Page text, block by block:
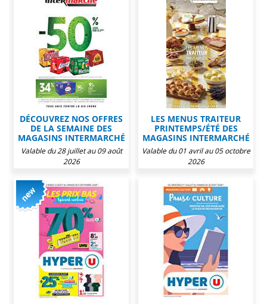
DÉCOUVREZ NOS OFFRES
DE LA SEMAINE DES
MAGASINS INTERMARCHÉ
Valable du 28 juillet au 09 août
2026
LES MENUS TRAITEUR
PRINTEMPS/ÉTÉ DES
MAGASINS INTERMARCHÉ
Valable du 01 avril au 05 octobre
2026